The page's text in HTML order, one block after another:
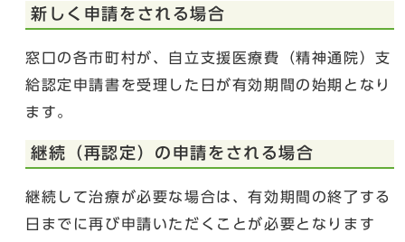
新しく申請をされる場合
窓口の各市町村が、自立支援医療費（精神通院）支
給認定申請書を受理した日が有効期間の始期となり
ます。
継続（再認定）の申請をされる場合
継続して治療が必要な場合は、有効期間の終了する
日までに再び申請いただくことが必要となります